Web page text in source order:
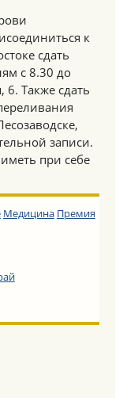
к
сдать
с 8.30 до
6. Также сдать
записи.
при себе
Медицина Премия